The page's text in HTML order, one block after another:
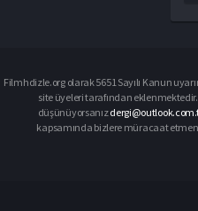
Filmhdizle.org olarak 5651 Sayılı Kanun
site üyeleri tarafından
düşünüyorsanız
kapsamında bizlere müracaat